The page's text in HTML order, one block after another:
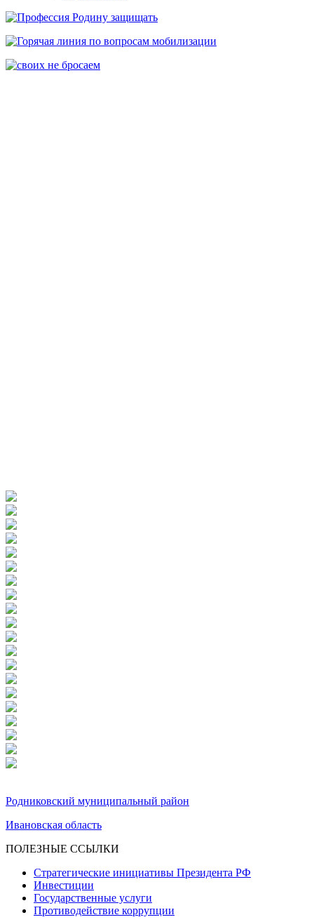
Родниковский муниципальный район
Ивановская область
ПОЛЕЗНЫЕ ССЫЛКИ
Стратегические инициативы Президента РФ
Инвестиции
Государственные услуги
Противодействие коррупции